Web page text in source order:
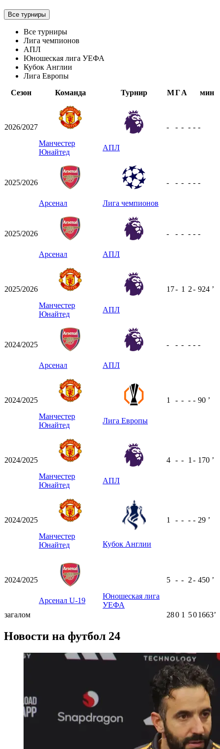
Все турниры
Все турниры
Лига чемпионов
АПЛ
Юношеская лига УЕФА
Кубок Англии
Лига Европы
Сезон
Команда Турнир МГА мин
2026/2027
Манчестер
Юнайтед
АПЛ
- - - - - -
2025/2026
Арсенал Лига чемпионов
- - - - - -
2025/2026
Арсенал АПЛ
- - - - - -
2025/2026
Манчестер
Юнайтед
АПЛ
17- 1 2- 924 ʼ
2024/2025
Арсенал АПЛ
- - - - - -
2024/2025
Манчестер
Юнайтед
Лига Европы
1 - - - - 90 ʼ
2024/2025
Манчестер
Юнайтед
АПЛ
4 - - 1 - 170 ʼ
2024/2025
Манчестер
Юнайтед
Кубок Англии
1 - - - - 29 ʼ
2024/2025
Арсенал U-19
Юношеская лига
УЕФА
5 - - 2- 450 ʼ
загалом 280 1 501663ʼ
Новости на футбол 24